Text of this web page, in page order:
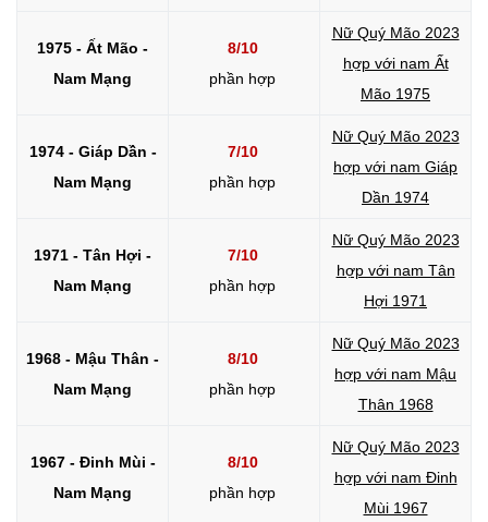
1975 - Ất Mão -
Nam Mạng
8/10
phần hợp
Nữ Quý Mão 2023
hợp với nam Ất
Mão 1975
1974 - Giáp Dần -
Nam Mạng
7/10
phần hợp
Nữ Quý Mão 2023
hợp với nam Giáp
Dần 1974
1971 - Tân Hợi -
Nam Mạng
7/10
phần hợp
Nữ Quý Mão 2023
hợp với nam Tân
Hợi 1971
1968 - Mậu Thân -
Nam Mạng
8/10
phần hợp
Nữ Quý Mão 2023
hợp với nam Mậu
Thân 1968
1967 - Đinh Mùi -
Nam Mạng
8/10
phần hợp
Nữ Quý Mão 2023
hợp với nam Đinh
Mùi 1967